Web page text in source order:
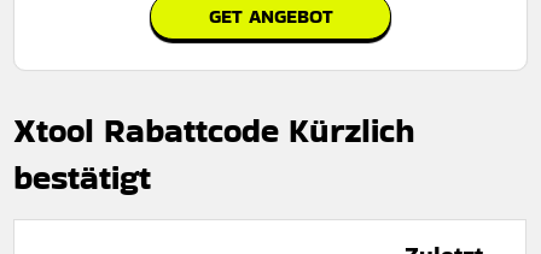
GET ANGEBOT
Xtool Rabattcode Kürzlich
bestätigt